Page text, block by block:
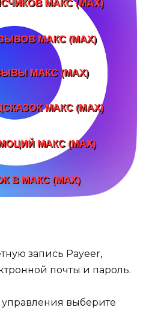
запись Payeer,
почты и пароль.
выберите